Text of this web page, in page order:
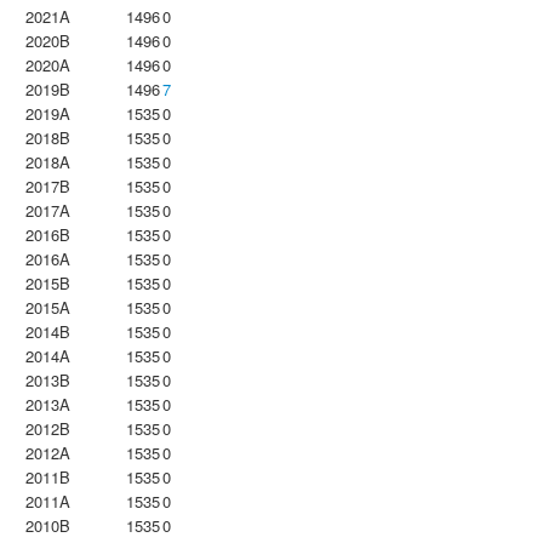
2021A
14960
2020B
14960
2020A
14960
2019B
14967
2019A
15350
2018B
15350
2018A
15350
2017B
15350
2017A
15350
2016B
15350
2016A
15350
2015B
15350
2015A
15350
2014B
15350
2014A
15350
2013B
15350
2013A
15350
2012B
15350
2012A
15350
2011B
15350
2011A
15350
2010B
15350